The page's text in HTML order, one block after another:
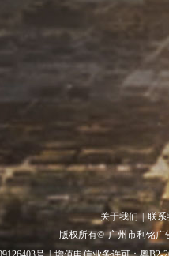
关于我们 联系
版权所有© 广州市利铭广